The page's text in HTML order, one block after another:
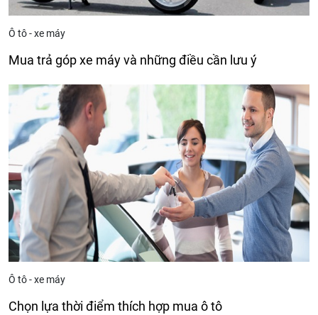
Ô tô - xe máy
Mua trả góp xe máy và những điều cần lưu ý
Ô tô - xe máy
Chọn lựa thời điểm thích hợp mua ô tô